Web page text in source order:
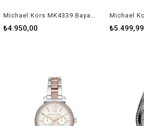
Michael Kors MK4339 Bayan Kol Saati
₺4.950,00 ₺5.499,99